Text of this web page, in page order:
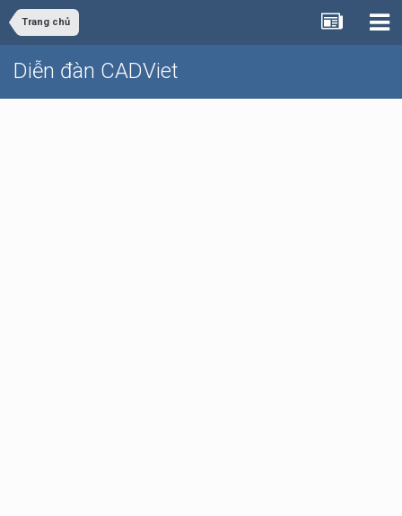
Trang chủ
Diễn đàn CADViet